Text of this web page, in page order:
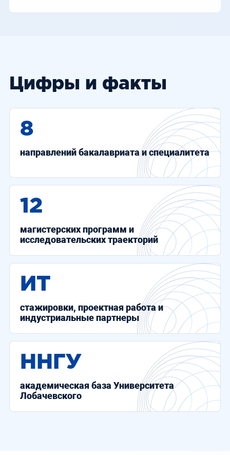
Цифры и факты
8
направлений бакалавриата и специалитета
12
магистерских программ и
исследовательских траекторий
ИТ
стажировки, проектная работа и
индустриальные партнеры
ННГУ
академическая база Университета
Лобачевского